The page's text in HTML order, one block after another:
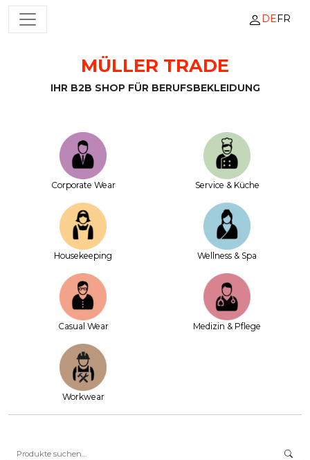
Zum Inhalt springen
HAUPTNAVIGATION DEFR
MÜLLER TRADE
IHR B2B SHOP FÜR BERUFSBEKLEIDUNG
Corporate Wear Service & Küche
House­keeping Wellness & Spa
Casual Wear Medizin & Pflege
Workwear